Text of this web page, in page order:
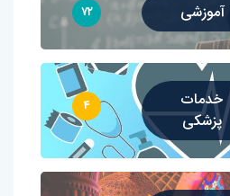
آموزشی ۷۲
خدمات
پزشکی
۴